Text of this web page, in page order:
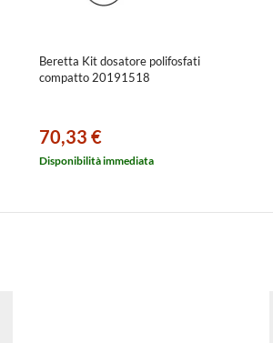
Beretta Kit dosatore polifosfati
compatto 20191518
70,33 €
Disponibilità immediata